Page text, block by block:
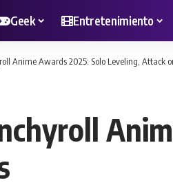
Geek Entretenimiento
Anime Awards 2025: Solo Leveling, Attack